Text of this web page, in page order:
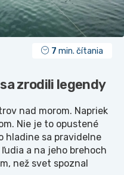
7 min. čítania
zrodili legendy
nad morom. Napriek
Nie je to opustené
hladine sa pravidelne
a na jeho brehoch
než svet spoznal